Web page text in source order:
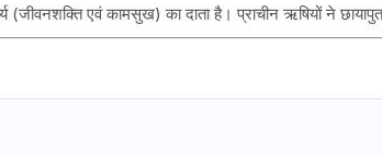
एवं कामसुख) का दाता है। प्राचीन ऋषियों ने